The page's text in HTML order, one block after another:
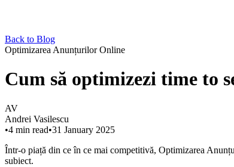
Back to Blog
Optimizarea Anunțurilor Online
Cum să optimizezi time to
AV
Andrei Vasilescu
•4 min read•31 January 2025
Într-o piață din ce în ce mai competitivă, Optimizarea
subiect.